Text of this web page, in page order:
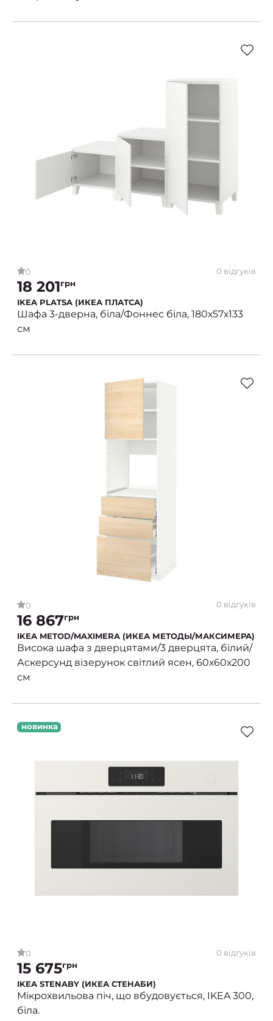
0 0 відгуків
18 201грн
IKEA PLATSA (ИКЕА ПЛАТСА)
Шафа 3-дверна, біла/Фоннес біла, 180х57х133
см
0 0 відгуків
16 867грн
IKEA METOD/MAXIMERA (ИКЕА МЕТОДЫ/МАКСИМЕРА)
Висока шафа з дверцятами/3 дверцята, білий/
Аскерсунд візерунок світлий ясен, 60х60х200
см
новинка
0 0 відгуків
15 675грн
IKEA STENABY (ИКЕА СТЕНАБИ)
Мікрохвильова піч, що вбудовується, IKEA 300,
біла.